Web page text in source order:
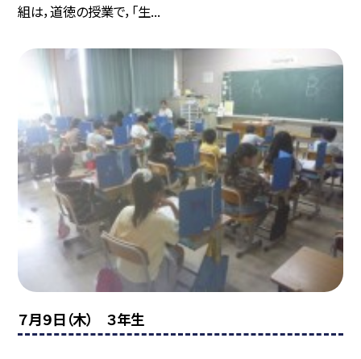
組は，道徳の授業で，「生...
７月９日（木） ３年生